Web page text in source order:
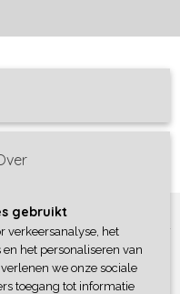
gebruikt
verkeersanalyse, het
het personaliseren van
we onze sociale
toegang tot informatie